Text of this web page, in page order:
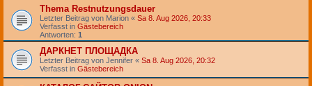
Thema Restnutzungsdauer
Letzter Beitrag von Marion « Sa 8. Aug 2026, 20:33
Verfasst in Gästebereich
Antworten: 1
ДАРКНЕТ ПЛОЩАДКА
Letzter Beitrag von Jennifer « Sa 8. Aug 2026, 20:32
Verfasst in Gästebereich